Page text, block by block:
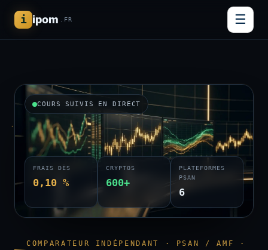
i ipom .FR ☰
COMPARATEUR INDÉPENDANT · PSAN / AMF ·
COURS SUIVIS EN DIRECT
FRAIS DÈS
0,10 %
CRYPTOS
600+
PLATEFORMES
PSAN
6